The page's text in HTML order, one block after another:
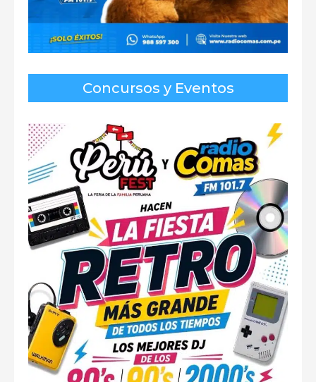
Concursos y Eventos